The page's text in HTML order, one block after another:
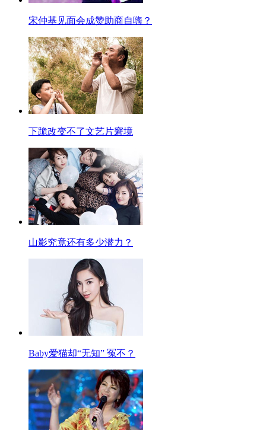
宋仲基见面会成赞助商自嗨？
下跪改变不了文艺片窘境
山影究竟还有多少潜力？
Baby爱猫却“无知” 冤不？